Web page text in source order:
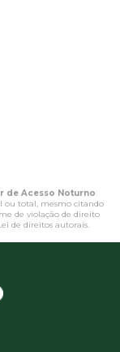
de Acesso Noturno
ou total, mesmo citando
de violação de direito
de direitos autorais.